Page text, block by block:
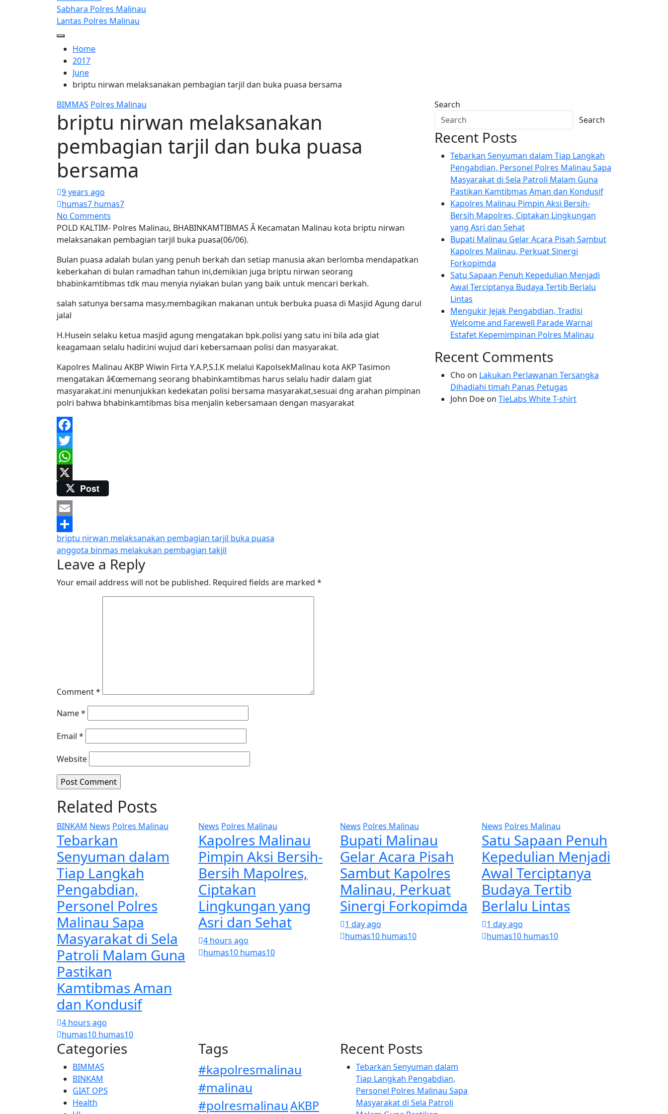
Sabhara Polres Malinau
Lantas Polres Malinau
Home
2017
June
briptu nirwan melaksanakan pembagian tarjil dan buka puasa bersama
BIMMAS Polres Malinau
briptu nirwan melaksanakan
pembagian tarjil dan buka puasa
bersama
9 years ago
humas7 humas7
No Comments
POLD KALTIM- Polres Malinau, BHABINKAMTIBMAS Â Kecamatan Malinau kota briptu nirwan
melaksanakan pembagian tarjil buka puasa(06/06).
Bulan puasa adalah bulan yang penuh berkah dan setiap manusia akan berlomba mendapatkan
keberkahan di bulan ramadhan tahun ini,demikian juga briptu nirwan seorang
bhabinkamtibmas tdk mau menyia nyiakan bulan yang baik untuk mencari berkah.
salah satunya bersama masy.membagikan makanan untuk berbuka puasa di Masjid Agung darul
jalal
H.Husein selaku ketua masjid agung mengatakan bpk.polisi yang satu ini bila ada giat
keagamaan selalu hadir.ini wujud dari kebersamaan polisi dan masyarakat.
Kapolres Malinau AKBP Wiwin Firta Y.A.P,S.I.K melalui KapolsekMalinau kota AKP Tasimon
mengatakan â€œmemang seorang bhabinkamtibmas harus selalu hadir dalam giat
masyarakat.ini menunjukkan kedekatan polisi bersama masyarakat,sesuai dng arahan pimpinan
polri bahwa bhabinkamtibmas bisa menjalin kebersamaan dengan masyarakat
Facebook
Twitter
WhatsApp
Post
Email
Share
Post
navigation
briptu nirwan melaksanakan pembagian tarjil buka puasa
anggota binmas melakukan pembagian takjil
Leave a Reply
Your email address will not be published. Required fields are marked *
Comment*
Name*
Email *
Website
Search
Search
Recent Posts
Tebarkan Senyuman dalam Tiap Langkah
Pengabdian, Personel Polres Malinau Sapa
Masyarakat di Sela Patroli Malam Guna
Pastikan Kamtibmas Aman dan Kondusif
Kapolres Malinau Pimpin Aksi Bersih-
Bersih Mapolres, Ciptakan Lingkungan
yang Asri dan Sehat
Bupati Malinau Gelar Acara Pisah Sambut
Kapolres Malinau, Perkuat Sinergi
Forkopimda
Satu Sapaan Penuh Kepedulian Menjadi
Awal Terciptanya Budaya Tertib Berlalu
Lintas
Mengukir Jejak Pengabdian, Tradisi
Welcome and Farewell Parade Warnai
Estafet Kepemimpinan Polres Malinau
Recent Comments
Cho on Lakukan Perlawanan Tersangka
Dihadiahi timah Panas Petugas
John Doe on TieLabs White T-shirt
Related Posts
BINKAM News Polres Malinau
Tebarkan
Senyuman dalam
Tiap Langkah
Pengabdian,
Personel Polres
Malinau Sapa
Masyarakat di Sela
Patroli Malam Guna
Pastikan
Kamtibmas Aman
dan Kondusif
4 hours ago
humas10 humas10
News Polres Malinau
Kapolres Malinau
Pimpin Aksi Bersih-
Bersih Mapolres,
Ciptakan
Lingkungan yang
Asri dan Sehat
4 hours ago
humas10 humas10
News Polres Malinau
Bupati Malinau
Gelar Acara Pisah
Sambut Kapolres
Malinau, Perkuat
Sinergi Forkopimda
1 day ago
humas10 humas10
News Polres Malinau
Satu Sapaan Penuh
Kepedulian Menjadi
Awal Terciptanya
Budaya Tertib
Berlalu Lintas
1 day ago
humas10 humas10
Categories
BIMMAS
BINKAM
GIAT OPS
Health
Tags
#kapolresmalinau
#malinau
#polresmalinauAKBP
Recent Posts
Tebarkan Senyuman dalam
Tiap Langkah Pengabdian,
Personel Polres Malinau Sapa
Masyarakat di Sela Patroli